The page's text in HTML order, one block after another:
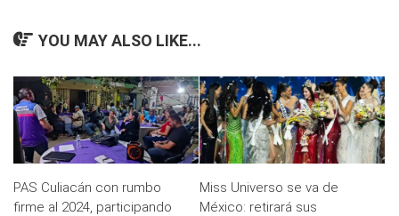
YOU MAY ALSO LIKE...
PAS Culiacán con rumbo
firme al 2024, participando
Miss Universo se va de
México: retirará sus